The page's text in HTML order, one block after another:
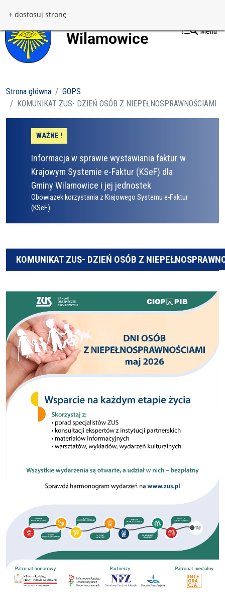
+ dostosuj stronę
Menu
Strona główna
GOPS
KOMUNIKAT ZUS- DZIEŃ OSÓB Z NIEPEŁNOSPRAWNOŚCIAMI
WAŻNE !
Informacja w sprawie wystawiania faktur w
Krajowym Systemie e-Faktur (KSeF) dla
Gminy Wilamowice i jej jednostek
Obowiązek korzystania z Krajowego Systemu e-Faktur
(KSeF)
KOMUNIKAT ZUS- DZIEŃ OSÓB Z